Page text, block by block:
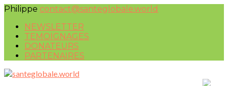
Philippe contact@santeglobale.world
NEWSLETTER
TEMOIGNAGES
DONATEURS
PARTENAIRES